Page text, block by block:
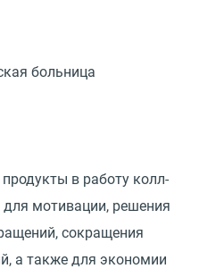
продукты в работу колл-
мотивации, решения
сокращения
а также для экономии